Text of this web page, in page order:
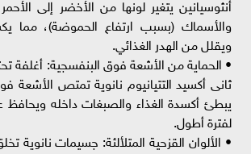
أنثوسيانين يتغير لونها من الأخضر إلى
والأسماك (بسبب ارتفاع الحموضة)، مما
ويقلل من الهدر الغذائي.
• الحماية من الأشعة فوق البنفسجية: أغلفة
ثانى أكسيد التتيانيوم نانوية تمتص الأشعة
يبطئ أكسدة الغذاء والصبغات داخله ويحافظ
لفترة أطول.
• الألوان القزحية المتلألئة: جسيمات نانوية